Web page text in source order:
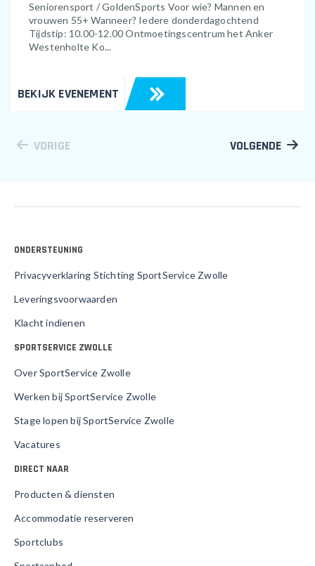
Seniorensport / GoldenSports Voor wie? Mannen en
vrouwen 55+ Wanneer? Iedere donderdagochtend
Tijdstip: 10.00-12.00 Ontmoetingscentrum het Anker
Westenholte Ko...
BEKIJK EVENEMENT
VORIGE VOLGENDE
ONDERSTEUNING
Privacyverklaring Stichting SportService Zwolle
Leveringsvoorwaarden
Klacht indienen
SPORTSERVICE ZWOLLE
Over SportService Zwolle
Werken bij SportService Zwolle
Stage lopen bij SportService Zwolle
Vacatures
DIRECT NAAR
Producten & diensten
Accommodatie reserveren
Sportclubs